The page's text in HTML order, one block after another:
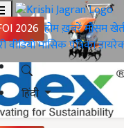
2026 होमख़बरेंमौसम
वीडियोमासिक पत्रिका
हिंदी